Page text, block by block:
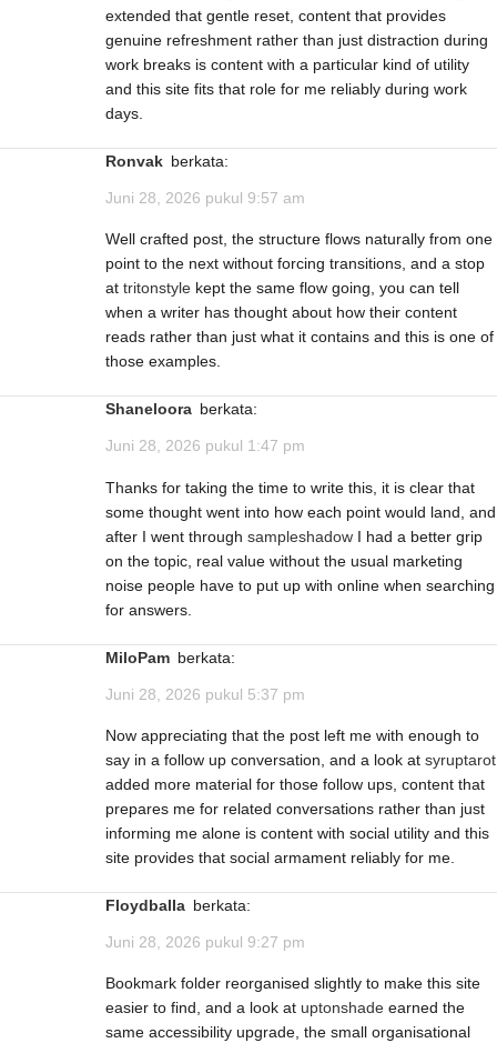
extended that gentle reset, content that provides
genuine refreshment rather than just distraction during
work breaks is content with a particular kind of utility
and this site fits that role for me reliably during work
days.
Ronvak berkata:
Juni 28, 2026 pukul 9:57 am
Well crafted post, the structure flows naturally from one
point to the next without forcing transitions, and a stop
at tritonstyle kept the same flow going, you can tell
when a writer has thought about how their content
reads rather than just what it contains and this is one of
those examples.
Shaneloora berkata:
Juni 28, 2026 pukul 1:47 pm
Thanks for taking the time to write this, it is clear that
some thought went into how each point would land, and
after I went through sampleshadow I had a better grip
on the topic, real value without the usual marketing
noise people have to put up with online when searching
for answers.
MiloPam berkata:
Juni 28, 2026 pukul 5:37 pm
Now appreciating that the post left me with enough to
say in a follow up conversation, and a look at syruptarot
added more material for those follow ups, content that
prepares me for related conversations rather than just
informing me alone is content with social utility and this
site provides that social armament reliably for me.
FloydbalIa berkata:
Juni 28, 2026 pukul 9:27 pm
Bookmark folder reorganised slightly to make this site
easier to find, and a look at uptonshade earned the
same accessibility upgrade, the small organisational